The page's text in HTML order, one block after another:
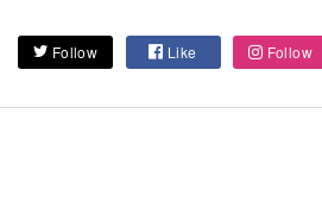
Follow Like Follow